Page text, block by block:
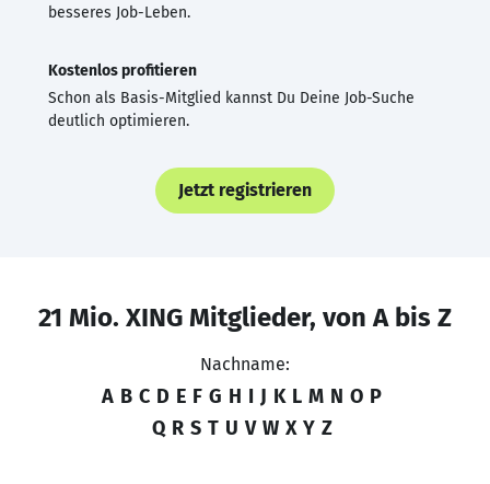
besseres Job-Leben.
Kostenlos profitieren
Schon als Basis-Mitglied kannst Du Deine Job-Suche
deutlich optimieren.
Jetzt registrieren
21 Mio. XING Mitglieder, von A bis Z
Nachname:
A B C D E F G H I J K L M N O P
Q R S T U V W X Y Z